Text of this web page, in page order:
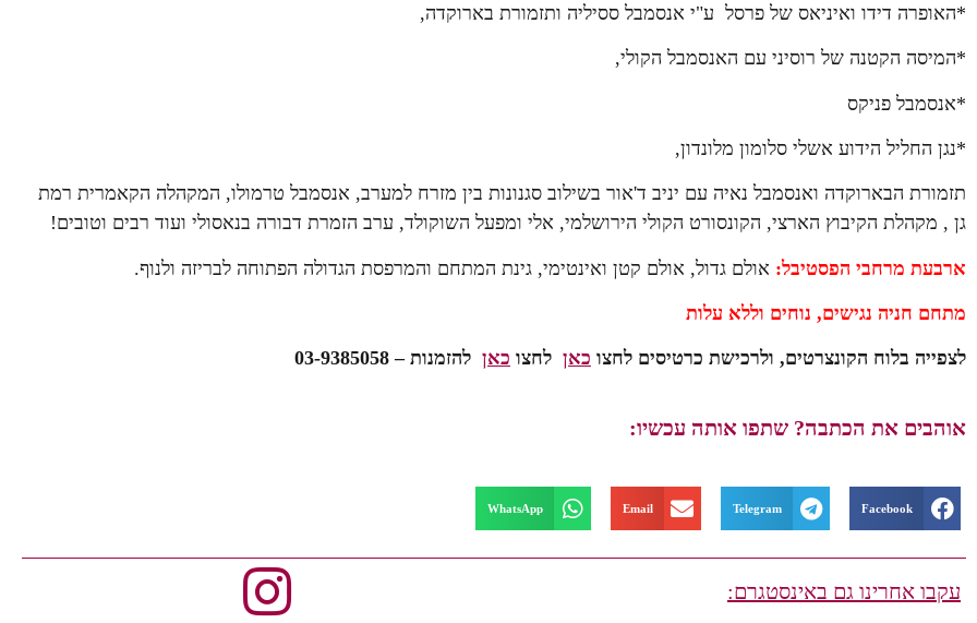
*האופרה דידו ואיניאס של פרסל ע"י אנסמבל ססיליה ותזמורת בארוקדה,
*המיסה הקטנה של רוסיני עם האנסמבל הקולי,
*אנסמבל פניקס
*נגן החליל הידוע אשלי סלומון מלונדון,
תזמורת הבארוקדה ואנסמבל נאיה עם יניב ד'אור בשילוב סגנונות בין מזרח למערב, אנסמבל טרמולו, המקהלה הקאמרית רמת
גן , מקהלת הקיבוץ הארצי, הקונסורט הקולי הירושלמי, אלי ומפעל השוקולד, ערב הזמרת דבורה בנאסולי ועוד רבים וטובים!
ארבעת מרחבי הפסטיבל: אולם גדול, אולם קטן ואינטימי, גינת המתחם והמרפסת הגדולה הפתוחה לבריזה ולנוף.
מתחם חניה נגישים, נוחים וללא עלות
לצפייה בלוח הקונצרטים, ולרכישת כרטיסים לחצו כאן לחצו כאן להזמנות – 03-9385058
אוהבים את הכתבה? שתפו אותה עכשיו:
Facebook
Telegram
Email
WhatsApp
עקבו אחרינו גם באינסטגרם: